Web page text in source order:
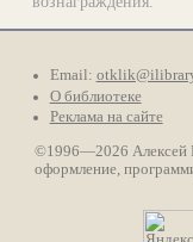
Email:
О библиотеке
Реклама на сайте
©1996—2026 Алексей
оформление,